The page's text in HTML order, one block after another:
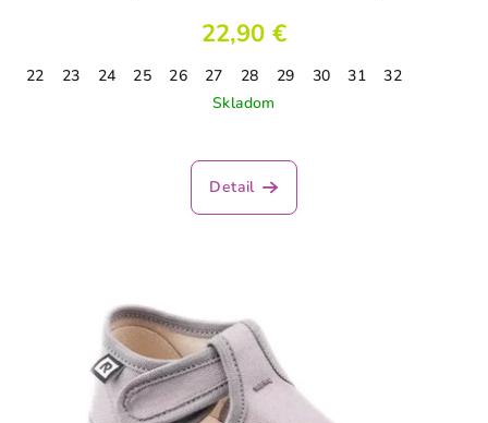
22,90 €
22 23 24 25 26 27 28 29 30 31
32
Skladom
hodnotenie
produktu
Detail